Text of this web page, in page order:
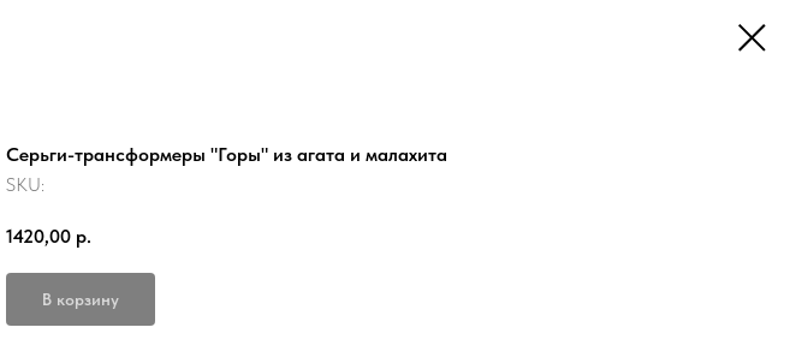
Серьги-трансформеры "Горы" из агата и малахита
SKU:
1420,00 р.
В корзину